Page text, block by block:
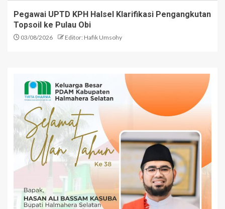
Pegawai UPTD KPH Halsel Klarifikasi Pengangkutan
Topsoil ke Pulau Obi
03/08/2026 Editor: Hafik Umsohy